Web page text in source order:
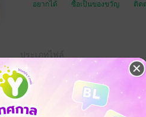
อยากได้ ซื้อเป็นของขวัญ ติด
วันที่วางขาย
ความยาว